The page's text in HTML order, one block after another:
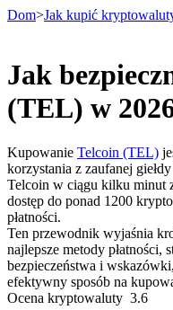
Kontrakty terminowe
Kontrakty terminowe
Kontrakty futures
Dom>Jak kupić
Jak
(TEL) w
Kupowanie Telcoin (TEL)
korzystania z zaufanej
Telcoin w ciągu kilku minut
dostęp do ponad 1200
płatności.
Ten przewodnik wyjaśnia
najlepsze metody płatności,
bezpieczeństwa i
efektywny sposób na
Ocena kryptowaluty 3.6